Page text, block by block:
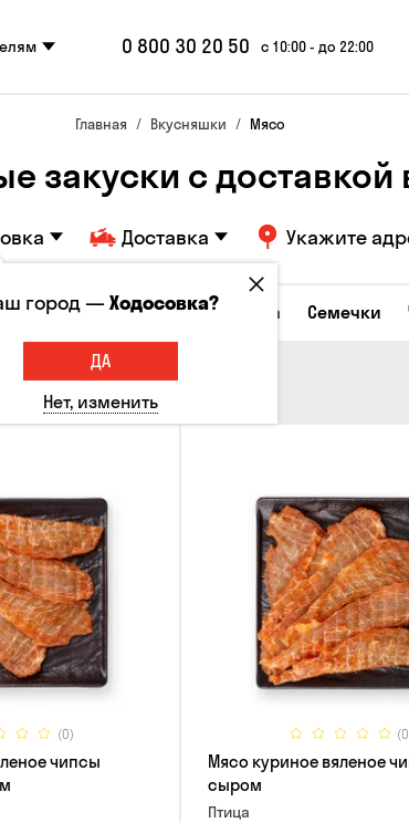
0 800 30 20 50 с 10:00 - до 22:00
Главная Вкусняшки Мясо
закуски с доставкой
Доставка Укажите
закуски Орешки Кукуруза Семечки
(0)
чипсы
Мясо куриное вяленое
сыром
Птица
город —Ходосовка?
ДА
Нет, изменить